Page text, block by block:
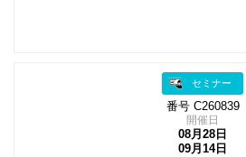
セミナー
番号 C260839
開催日
08月28日
09月14日